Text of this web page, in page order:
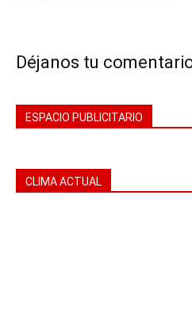
Déjanos tu
ESPACIO PUBLICITARIO
CLIMA ACTUAL